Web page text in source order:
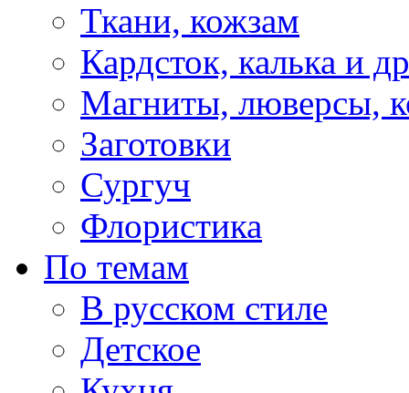
Ткани, кожзам
Кардсток, калька и
Магниты, люверсы,
Заготовки
Сургуч
Флористика
По темам
В русском стиле
Детское